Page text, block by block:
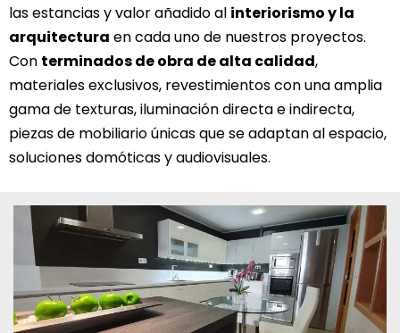
las estancias y valor añadido al interiorismo y la
arquitectura en cada uno de nuestros proyectos.
Con terminados de obra de alta calidad,
materiales exclusivos, revestimientos con una amplia
gama de texturas, iluminación directa e indirecta,
piezas de mobiliario únicas que se adaptan al espacio,
soluciones domóticas y audiovisuales.